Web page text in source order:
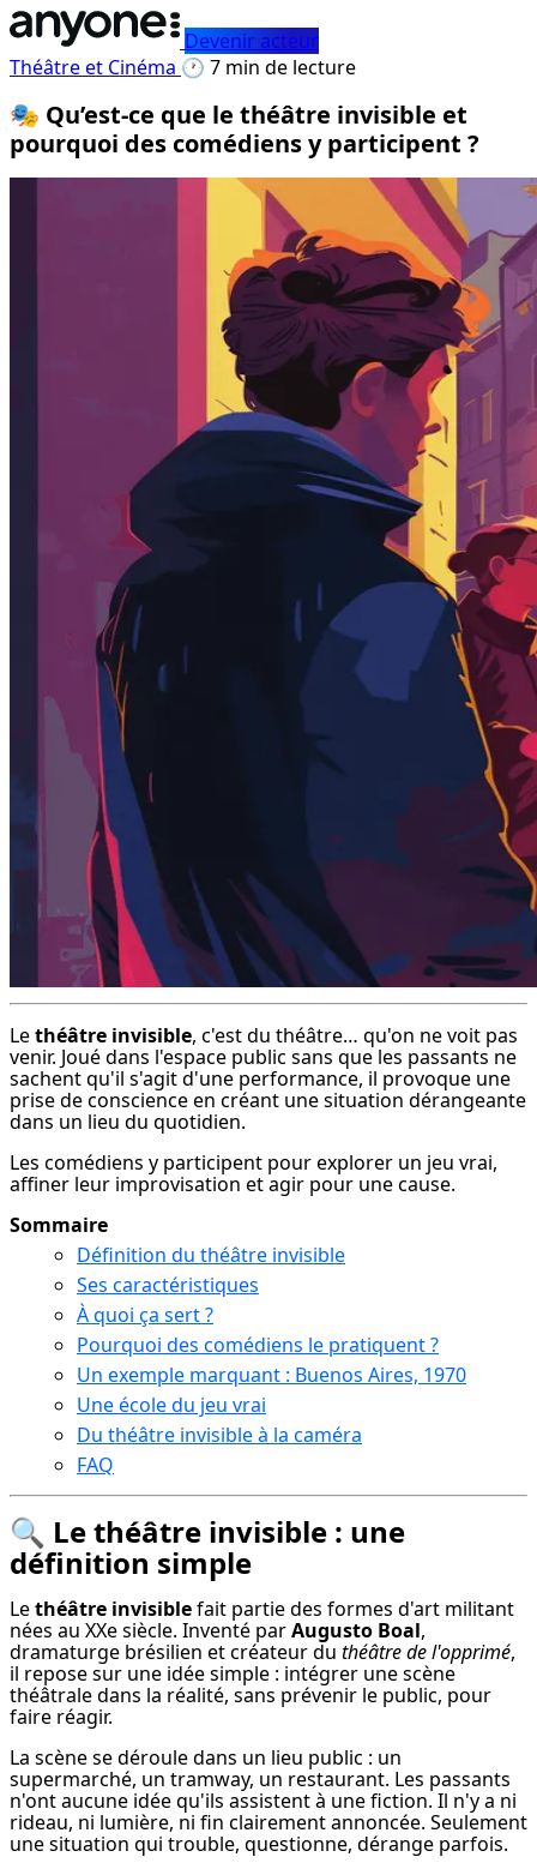
Devenir acteur
Théâtre et Cinéma 🕐 7 min de lecture
🎭 Qu’est-ce que le théâtre invisible et
pourquoi des comédiens y participent ?
Le théâtre invisible, c'est du théâtre… qu'on ne voit pas
venir. Joué dans l'espace public sans que les passants ne
sachent qu'il s'agit d'une performance, il provoque une
prise de conscience en créant une situation dérangeante
dans un lieu du quotidien.
Les comédiens y participent pour explorer un jeu vrai,
affiner leur improvisation et agir pour une cause.
Sommaire
Définition du théâtre invisible
Ses caractéristiques
À quoi ça sert ?
Pourquoi des comédiens le pratiquent ?
Un exemple marquant : Buenos Aires, 1970
Une école du jeu vrai
Du théâtre invisible à la caméra
FAQ
🔍 Le théâtre invisible : une
définition simple
Le théâtre invisible fait partie des formes d'art militant
nées au XXe siècle. Inventé par Augusto Boal,
dramaturge brésilien et créateur du théâtre de l'opprimé,
il repose sur une idée simple : intégrer une scène
théâtrale dans la réalité, sans prévenir le public, pour
faire réagir.
La scène se déroule dans un lieu public : un
supermarché, un tramway, un restaurant. Les passants
n'ont aucune idée qu'ils assistent à une fiction. Il n'y a ni
rideau, ni lumière, ni fin clairement annoncée. Seulement
une situation qui trouble, questionne, dérange parfois.